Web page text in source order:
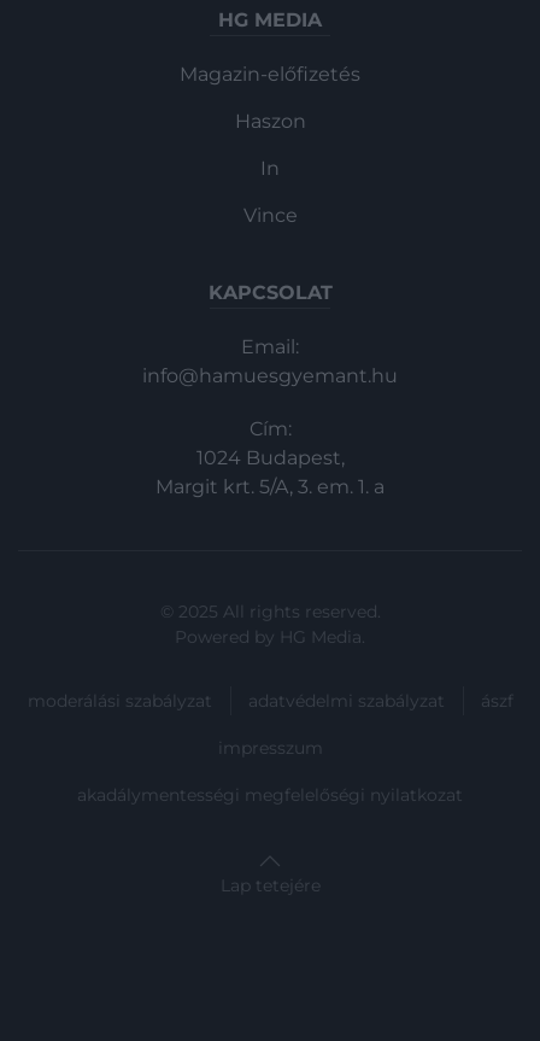
HG MEDIA
Magazin-előfizetés
Haszon
In
Vince
KAPCSOLAT
Email:
info@hamuesgyemant.hu
Cím:
1024 Budapest,
Margit krt. 5/A, 3. em. 1. a
© 2025 All rights reserved.
Powered by HG Media.
moderálási szabályzat adatvédelmi szabályzat ászf
impresszum
akadálymentességi megfelelőségi nyilatkozat
Lap tetejére